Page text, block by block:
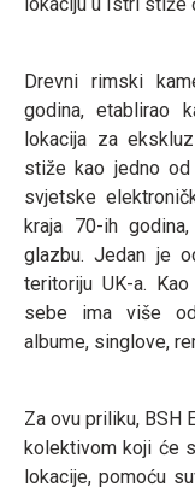
Drevni rimski
godina, etablirao
lokacija za
stiže kao jedno od
svjetske
kraja 70-ih
glazbu. Jedan je
teritoriju UK-a.
sebe ima više
albume, singlove,
Za ovu priliku, BSH
kolektivom koji će
lokacije, pomoću